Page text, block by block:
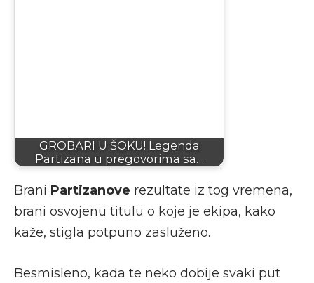
GROBARI U ŠOKU! Legenda
Partizana u pregovorima sa…
Brani Partizanove rezultate iz tog vremena,
brani osvojenu titulu o koje je ekipa, kako
kaže, stigla potpuno zasluženo.
Besmisleno, kada te neko dobije svaki put